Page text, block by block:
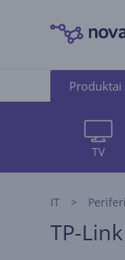
Produktai
TV
IT
TP-